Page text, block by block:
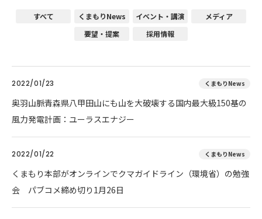
すべて くまもりNews イベント・講演
メディア
要望・提案
採用情報
2022/01/23 くまもりNews
奥羽山脈青森県八甲田山にも山を大破壊する国内最大級150基の
風力発電計画：ユーラスエナジー
2022/01/22 くまもりNews
くまもり本部がオンラインでクマガイドライン（環境省）の勉強
会 パブコメ締め切り1月26日